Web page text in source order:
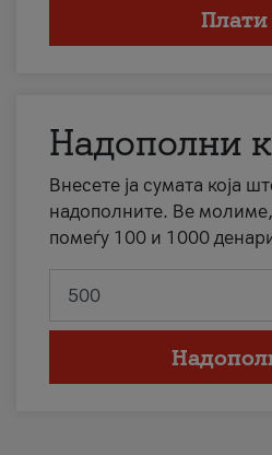
Плати
Надополни
Внесете ја сумата која
надополните. Ве молиме,
помеѓу 100 и 1000